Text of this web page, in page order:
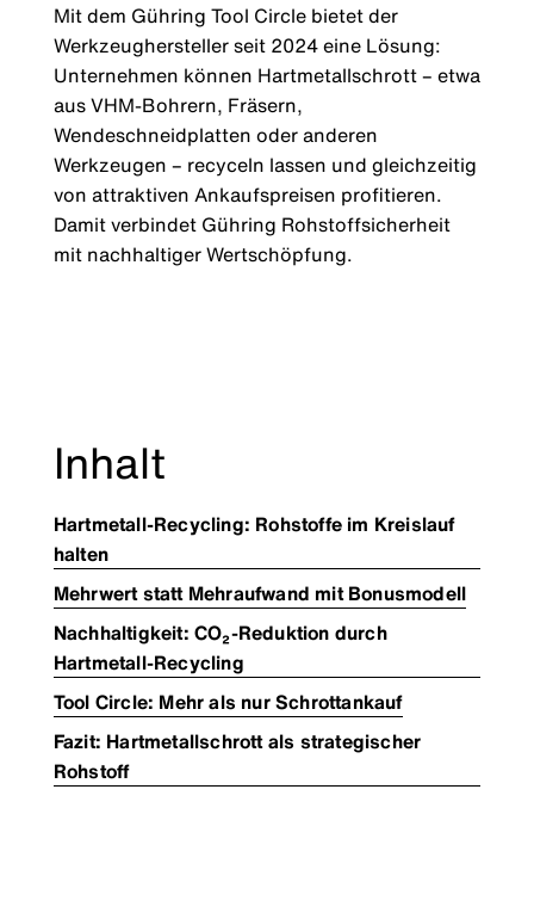
Mit dem Gühring Tool Circle bietet der
Werkzeughersteller seit 2024 eine Lösung:
Unternehmen können Hartmetallschrott – etwa
aus VHM-Bohrern, Fräsern,
Wendeschneidplatten oder anderen
Werkzeugen – recyceln lassen und gleichzeitig
von attraktiven Ankaufspreisen profitieren.
Damit verbindet Gühring Rohstoffsicherheit
mit nachhaltiger Wertschöpfung.
Inhalt
Hartmetall-Recycling: Rohstoffe im Kreislauf
halten
Mehrwert statt Mehraufwand mit Bonusmodell
Nachhaltigkeit: CO₂-Reduktion durch
Hartmetall-Recycling
Tool Circle: Mehr als nur Schrottankauf
Fazit: Hartmetallschrott als strategischer
Rohstoff